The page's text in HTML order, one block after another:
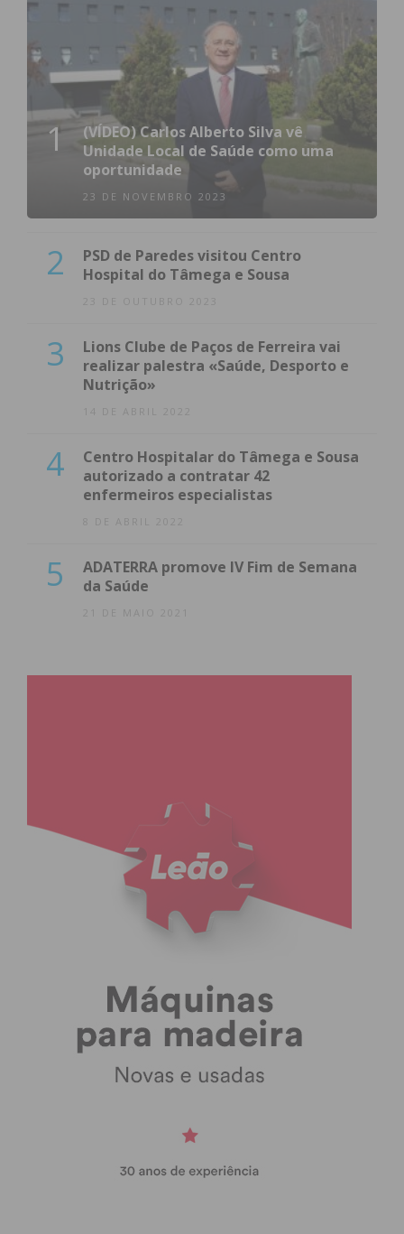
1
(VÍDEO) Carlos Alberto Silva vê
Unidade Local de Saúde como uma
oportunidade
23 DE NOVEMBRO 2023
2
PSD de Paredes visitou Centro
Hospital do Tâmega e Sousa
23 DE OUTUBRO 2023
3
Lions Clube de Paços de Ferreira vai
realizar palestra «Saúde, Desporto e
Nutrição»
14 DE ABRIL 2022
4
Centro Hospitalar do Tâmega e Sousa
autorizado a contratar 42
enfermeiros especialistas
8 DE ABRIL 2022
5
ADATERRA promove IV Fim de Semana
da Saúde
21 DE MAIO 2021